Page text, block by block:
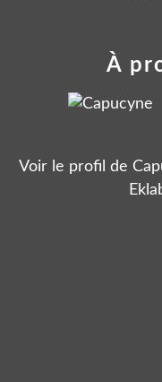
À
Voir le profil de